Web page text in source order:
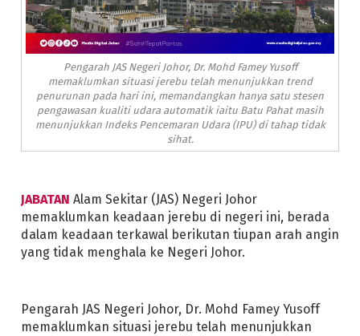
Pengarah JAS Negeri Johor, Dr. Mohd Famey Yusoff
memaklumkan situasi jerebu telah menunjukkan trend
penurunan pada hari ini, memandangkan hanya satu stesen
pengawasan kualiti udara automatik iaitu Batu Pahat masih
menunjukkan Indeks Pencemaran Udara (IPU) di tahap tidak
sihat.
JABATAN Alam Sekitar (JAS) Negeri Johor
memaklumkan keadaan jerebu di negeri ini, berada
dalam keadaan terkawal berikutan tiupan arah angin
yang tidak menghala ke Negeri Johor.
Pengarah JAS Negeri Johor, Dr. Mohd Famey Yusoff
memaklumkan situasi jerebu telah menunjukkan